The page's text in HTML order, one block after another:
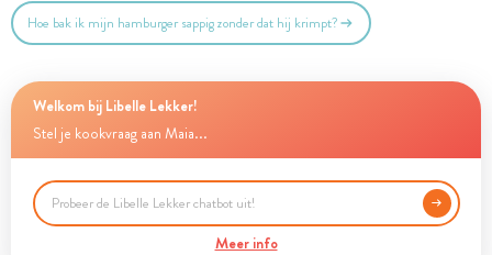
Hoe bak ik mijn hamburger sappig zonder dat hij krimpt?
Welkom bij Libelle Lekker!
Stel je kookvraag aan Maia...
Meer info